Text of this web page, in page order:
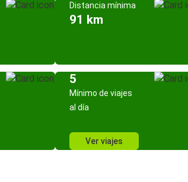
Distancia mínima
91 km
5
Mínimo de viajes
al día
Ver viajes